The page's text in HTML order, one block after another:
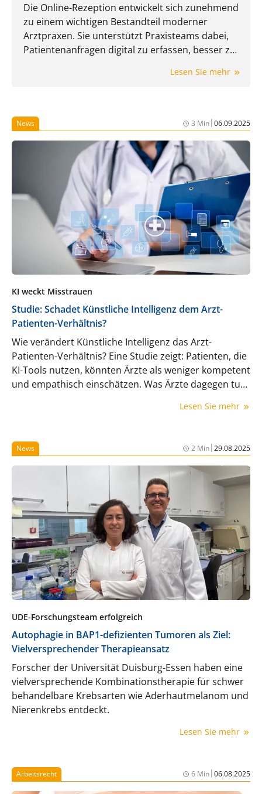
Die Online-Rezeption entwickelt sich zunehmend
zu einem wichtigen Bestandteil moderner
Arztpraxen. Sie unterstützt Praxisteams dabei,
Patientenanfragen digital zu erfassen, besser zu
In diesem Artikel werden unter anderem die
miteinander verglichen.
Lesen Sie mehr
News 3 Min|06.09.2025
KI weckt Misstrauen
Studie: Schadet Künstliche Intelligenz dem Arzt-
Patienten-Verhältnis?
Wie verändert Künstliche Intelligenz das Arzt-
Patienten-Verhältnis? Eine Studie zeigt: Patienten, die
KI-Tools nutzen, könnten Ärzte als weniger kompetent
und empathisch einschätzen. Was Ärzte dagegen tun
Lesen Sie mehr
News 2 Min|29.08.2025
UDE-Forschungsteam erfolgreich
Autophagie in BAP1-defizienten Tumoren als Ziel:
Vielversprechender Therapieansatz
Forscher der Universität Duisburg-Essen haben eine
vielversprechende Kombinationstherapie für schwer
behandelbare Krebsarten wie Aderhautmelanom und
Nierenkrebs entdeckt.
Lesen Sie mehr
Arbeitsrecht 6 Min|06.08.2025